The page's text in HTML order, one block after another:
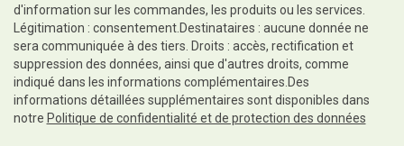
d'information sur les commandes, les produits ou les services.
Légitimation : consentement.Destinataires : aucune donnée ne
sera communiquée à des tiers. Droits : accès, rectification et
suppression des données, ainsi que d'autres droits, comme
indiqué dans les informations complémentaires.Des
informations détaillées supplémentaires sont disponibles dans
notre Politique de confidentialité et de protection des données